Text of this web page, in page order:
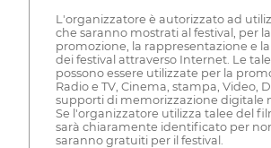
L'organizzatore è autorizzato ad
che saranno mostrati al festival, per la
promozione, la rappresentazione e
dei festival attraverso Internet. Le
possono essere utilizzate per la
Radio e TV, Cinema, stampa, Video,
supporti di memorizzazione digitale
Se l'organizzatore utilizza talee del
sarà chiaramente identificato per
saranno gratuiti per il festival.